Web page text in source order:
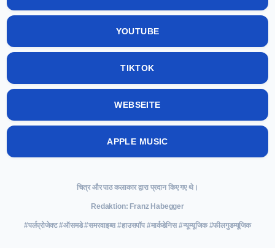
YOUTUBE
TIKTOK
WEBSEITE
APPLE MUSIC
चित्र और पाठ कलाकार द्वारा प्रदान किए गए थे।
Redaktion: Franz Habegger
#पर्लप्रोजेक्ट #ऑसमडे #समरवाइब्स #हाउसपॉप #मार्कडेनिस #न्यूम्यूजिक #फीलगुडम्यूजिक